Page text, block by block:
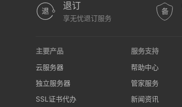
退订
享无忧退订服务
主要产品
云服务器
独立服务器
SSL证书代办
服务支持
帮助中心
管家服务
新闻资讯